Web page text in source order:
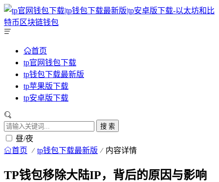
首页
tp官网钱包下载
tp钱包下载最新版
tp苹果版下载
tp安卓版下载
搜 索
昼/夜
首页 tp钱包下载最新版 内容详情
TP钱包移除大陆IP，背后的原因与影响